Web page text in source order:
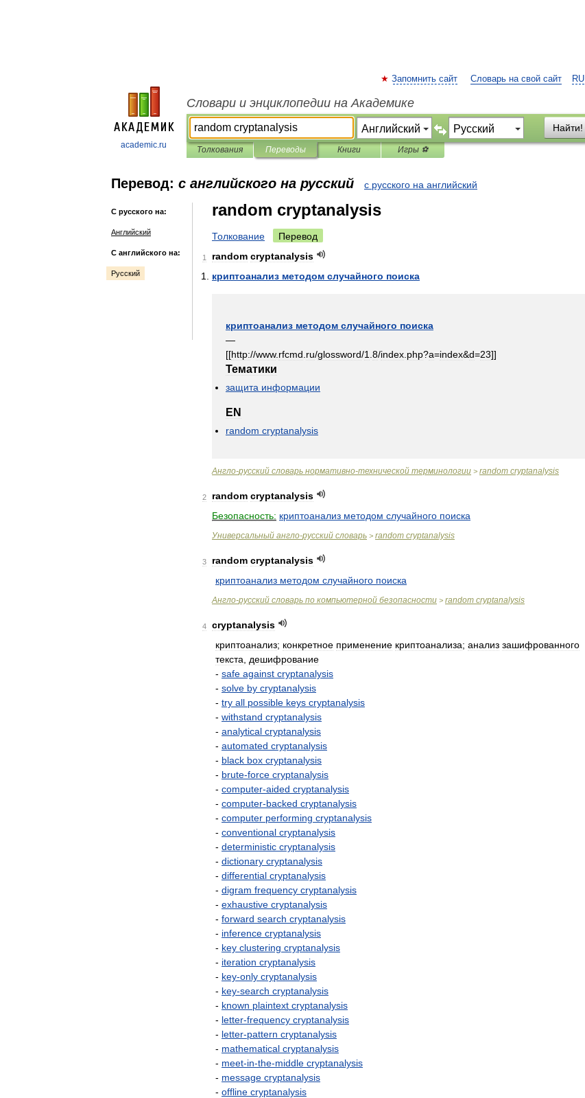
academic.ru
RU
Запомнить сайт Словарь на свой сайт
Словари и энциклопедии на Академике
Найти!
Толкования Переводы Книги Игры ⚽
Перевод: с английского на русский с русского на английский
С русского на:
Английский
С английского на:
Русский
random cryptanalysis
Толкование Перевод
1 random cryptanalysis
криптоанализ методом случайного поиска
криптоанализ методом случайного поиска
—
[[http://www. rfcmd ru/glossword/1 8/index php?a=index&d=23]]
Тематики
защита информации
EN
random cryptanalysis
Англо-русский словарь нормативно-технической терминологии > random cryptanalysis
2 random cryptanalysis
Безопасность: криптоанализ методом случайного поиска
Универсальный англо-русский словарь > random cryptanalysis
3 random cryptanalysis
криптоанализ методом случайного поиска
Англо-русский словарь по компьютерной безопасности > random cryptanalysis
4
cryptanalysis
криптоанализ; конкретное применение криптоанализа; анализ зашифрованного
текста
дешифрование
- safe against cryptanalysis
- solve by cryptanalysis
- try all possible keys cryptanalysis
- withstand cryptanalysis
- analytical cryptanalysis
- automated cryptanalysis
- black box cryptanalysis
- brute-force cryptanalysis
- computer-aided cryptanalysis
- computer-backed cryptanalysis
- computer performing cryptanalysis
- conventional cryptanalysis
- deterministic cryptanalysis
- dictionary cryptanalysis
- differential cryptanalysis
- digram frequency cryptanalysis
- exhaustive cryptanalysis
- forward search cryptanalysis
- inference cryptanalysis
- key clustering cryptanalysis
- iteration cryptanalysis
- key-only cryptanalysis
- key-search cryptanalysis
- known plaintext cryptanalysis
- letter-frequency cryptanalysis
- letter-pattern cryptanalysis
- mathematical cryptanalysis
- meet-in-the-middle cryptanalysis
- message cryptanalysis
- offline cryptanalysis